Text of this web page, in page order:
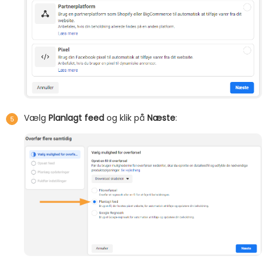
Vælg Planlagt feed og klik på Næste: